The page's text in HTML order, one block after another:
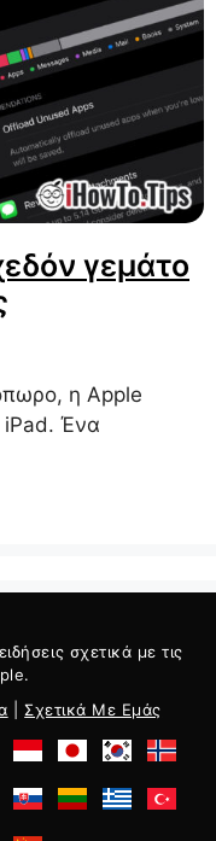
γεμάτο
η Apple
iPad. Ένα
σχετικά με τις
|Σχετικά Με Εμάς